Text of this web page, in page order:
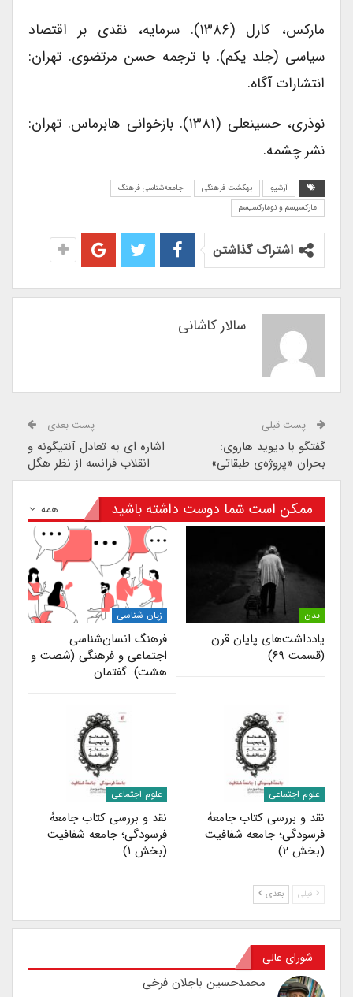
مارکس، کارل (۱۳۸۶). سرمایه، نقدی بر اقتصاد
سیاسی (جلد یکم). با ترجمه حسن مرتضوی. تهران:
انتشارات آگاه.
نوذری، حسینعلی (۱۳۸۱). بازخوانی هابرماس. تهران:
نشر چشمه.
آرشیو بهگشت فرهنگی
جامعه‌شناسی فرهنگ
مارکسیسم و نومارکسیسم
اشتراک گذاشتن
سالار کاشانی
پست قبلی
گفتگو با دیوید هاروی:
بحران «پروژه‌ی طبقاتی»
پست بعدی
اشاره ای به تعادل آنتیگونه و
انقلاب فرانسه از نظر هگل
همه ممکن است شما دوست داشته باشید
بدن
یادداشت‌های پایان قرن
(قسمت ۶۹)
زبان شناسی
فرهنگ انسان‌شناسی
اجتماعی و فرهنگی (شصت و
هشت): گفتمان
علوم اجتماعی
نقد و بررسی کتاب جامعۀ
فرسودگی؛ جامعه شفافیت
(بخش ۲)
علوم اجتماعی
نقد و بررسی کتاب جامعۀ
فرسودگی؛ جامعه شفافیت
(بخش ۱)
قبلی بعدی
شورای عالی
محمدحسین باجلان فرخی